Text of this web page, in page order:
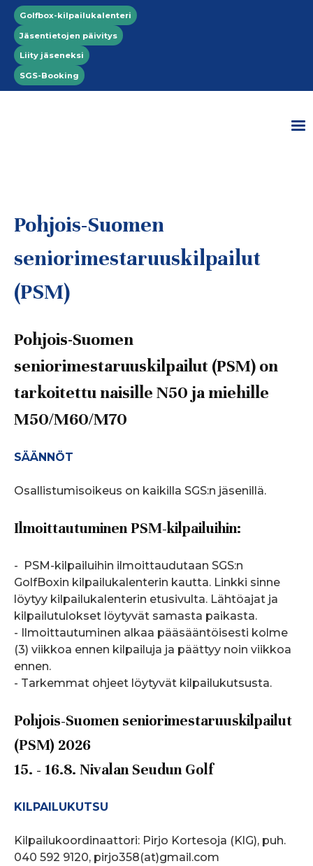
Hyppää pääsisältöön
Top menu
Golfbox-kilpailukalenteri
Jäsentietojen päivitys
Liity jäseneksi
SGS-Booking
Pohjois-Suomen
seniorimestaruuskilpailut
(PSM)
Pohjois-Suomen
seniorimestaruuskilpailut (PSM) on
tarkoitettu naisille N50 ja miehille
M50/M60/M70
SÄÄNNÖT
Osallistumisoikeus on kaikilla SGS:n jäsenillä.
Ilmoittautuminen PSM-kilpailuihin:
- PSM-kilpailuihin ilmoittaudutaan SGS:n
GolfBoxin kilpailukalenterin kautta. Linkki sinne
löytyy kilpailukalenterin etusivulta. Lähtöajat ja
kilpailutulokset löytyvät samasta paikasta.
- Ilmoittautuminen alkaa pääsääntöisesti kolme
(3) viikkoa ennen kilpailuja ja päättyy noin viikkoa
ennen.
- Tarkemmat ohjeet löytyvät kilpailukutsusta.
Pohjois-Suomen seniorimestaruuskilpailut
(PSM) 2026
15. - 16.8. Nivalan Seudun Golf
KILPAILUKUTSU
Kilpailukoordinaattori: Pirjo Kortesoja (KlG), puh.
040 592 9120, pirjo358(at)gmail.com